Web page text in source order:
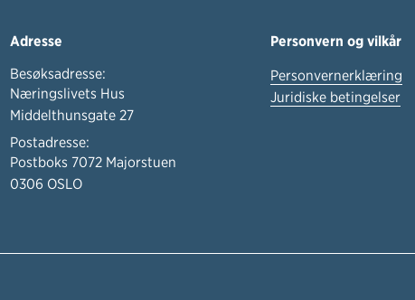
Adresse
Besøksadresse:
Næringslivets Hus
Middelthunsgate 27
Postadresse:
Postboks 7072 Majorstuen
0306 OSLO
Personvern og vilkår
Personvernerklæring
Juridiske betingelser